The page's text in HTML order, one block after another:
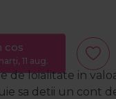
cos
11 aug.
de loialitate in
sa detii un cont